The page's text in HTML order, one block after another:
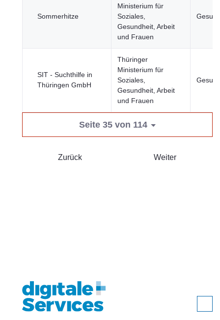
Sommerhitze
Ministerium für
Soziales,
Gesundheit, Arbeit
und Frauen
SIT - Suchthilfe in
Thüringen GmbH
Thüringer
Ministerium für
Soziales,
Gesundheit, Arbeit
und Frauen
Seite 35 von 114
Zurück Weiter